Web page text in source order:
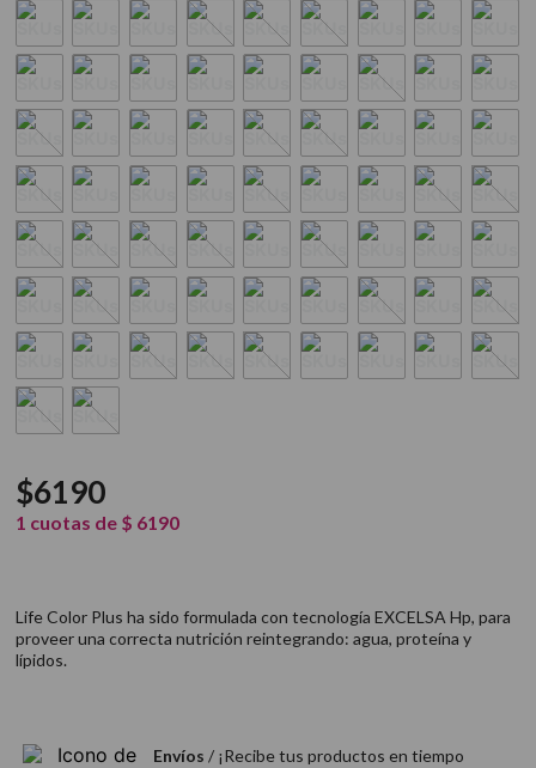
$6190
1 cuotas de $ 6190
Life Color Plus ha sido formulada con tecnología EXCELSA Hp, para
proveer una correcta nutrición reintegrando: agua, proteína y
lípidos.
Envíos / ¡Recibe tus productos en tiempo